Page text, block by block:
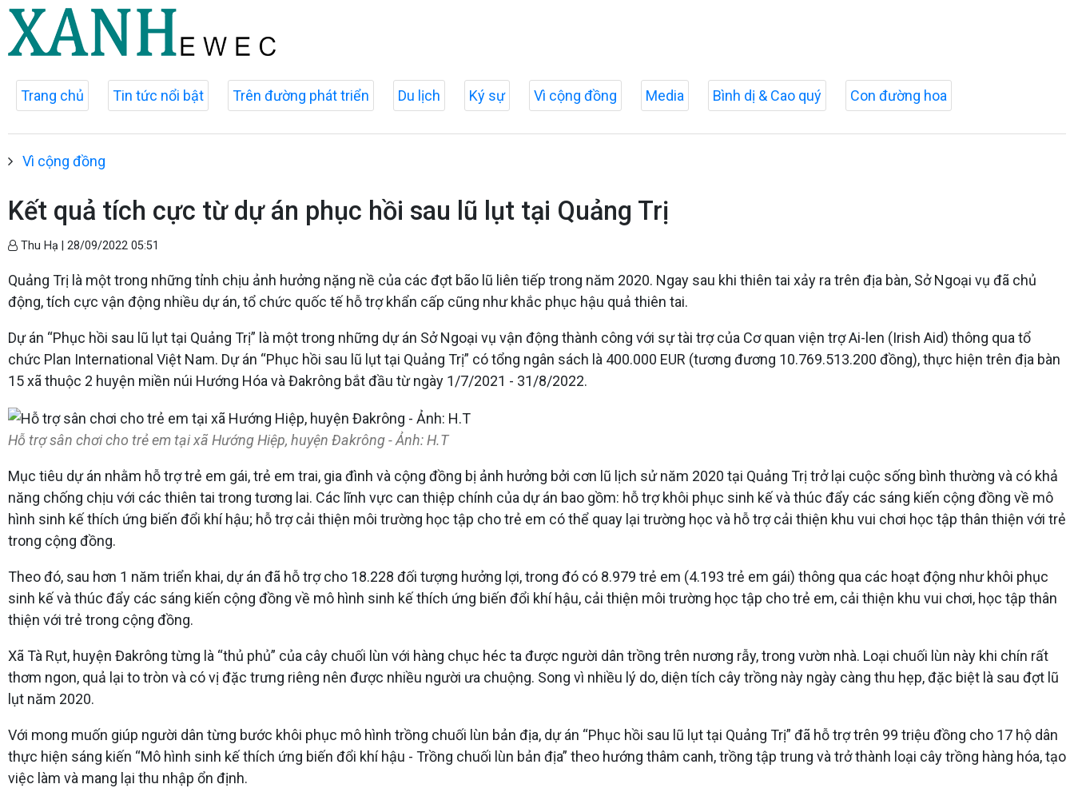
Trang chủ Tin tức nổi bật Trên đường phát triển Du lịch Ký sự Vì cộng đồng Media Bình dị & Cao quý Con đường hoa
Vì cộng đồng
Kết quả tích cực từ dự án phục hồi sau lũ lụt tại Quảng Trị
Thu Hạ | 28/09/2022 05:51
Quảng Trị là một trong những tỉnh chịu ảnh hưởng nặng nề của các đợt bão lũ liên tiếp trong năm 2020. Ngay sau khi thiên tai xảy ra trên địa bàn, Sở Ngoại vụ đã chủ
động, tích cực vận động nhiều dự án, tổ chức quốc tế hỗ trợ khẩn cấp cũng như khắc phục hậu quả thiên tai.
Dự án “Phục hồi sau lũ lụt tại Quảng Trị” là một trong những dự án Sở Ngoại vụ vận động thành công với sự tài trợ của Cơ quan viện trợ Ai-len (Irish Aid) thông qua tổ
chức Plan International Việt Nam. Dự án “Phục hồi sau lũ lụt tại Quảng Trị” có tổng ngân sách là 400.000 EUR (tương đương 10.769.513.200 đồng), thực hiện trên địa bàn
15 xã thuộc 2 huyện miền núi Hướng Hóa và Đakrông bắt đầu từ ngày 1/7/2021 - 31/8/2022.
Hỗ trợ sân chơi cho trẻ em tại xã Hướng Hiệp, huyện Đakrông - Ảnh: H.T
Mục tiêu dự án nhằm hỗ trợ trẻ em gái, trẻ em trai, gia đình và cộng đồng bị ảnh hưởng bởi cơn lũ lịch sử năm 2020 tại Quảng Trị trở lại cuộc sống bình thường và có khả
năng chống chịu với các thiên tai trong tương lai. Các lĩnh vực can thiệp chính của dự án bao gồm: hỗ trợ khôi phục sinh kế và thúc đẩy các sáng kiến cộng đồng về mô
hình sinh kế thích ứng biến đổi khí hậu; hỗ trợ cải thiện môi trường học tập cho trẻ em có thể quay lại trường học và hỗ trợ cải thiện khu vui chơi học tập thân thiện với trẻ
trong cộng đồng.
Theo đó, sau hơn 1 năm triển khai, dự án đã hỗ trợ cho 18.228 đối tượng hưởng lợi, trong đó có 8.979 trẻ em (4.193 trẻ em gái) thông qua các hoạt động như khôi phục
sinh kế và thúc đẩy các sáng kiến cộng đồng về mô hình sinh kế thích ứng biến đổi khí hậu, cải thiện môi trường học tập cho trẻ em, cải thiện khu vui chơi, học tập thân
thiện với trẻ trong cộng đồng.
Xã Tà Rụt, huyện Đakrông từng là “thủ phủ” của cây chuối lùn với hàng chục héc ta được người dân trồng trên nương rẫy, trong vườn nhà. Loại chuối lùn này khi chín rất
thơm ngon, quả lại to tròn và có vị đặc trưng riêng nên được nhiều người ưa chuộng. Song vì nhiều lý do, diện tích cây trồng này ngày càng thu hẹp, đặc biệt là sau đợt lũ
lụt năm 2020.
Với mong muốn giúp người dân từng bước khôi phục mô hình trồng chuối lùn bản địa, dự án “Phục hồi sau lũ lụt tại Quảng Trị” đã hỗ trợ trên 99 triệu đồng cho 17 hộ dân
thực hiện sáng kiến “Mô hình sinh kế thích ứng biến đổi khí hậu - Trồng chuối lùn bản địa” theo hướng thâm canh, trồng tập trung và trở thành loại cây trồng hàng hóa, tạo
việc làm và mang lại thu nhập ổn định.